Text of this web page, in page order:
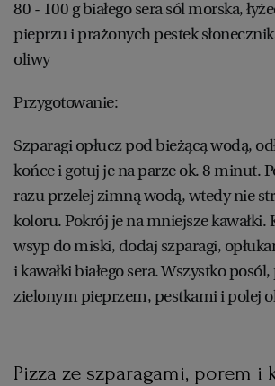
80 - 100 g białego sera sól morska,
pieprzu i prażonych pestek
oliwy
Przygotowanie:
Szparagi opłucz pod bieżącą wodą,
końce i gotuj je na parze ok. 8 minut.
razu przelej zimną wodą, wtedy nie
koloru. Pokrój je na mniejsze kawałki.
wsyp do miski, dodaj szparagi,
i kawałki białego sera. Wszystko
zielonym pieprzem, pestkami i polej
Pizza ze szparagami, porem i